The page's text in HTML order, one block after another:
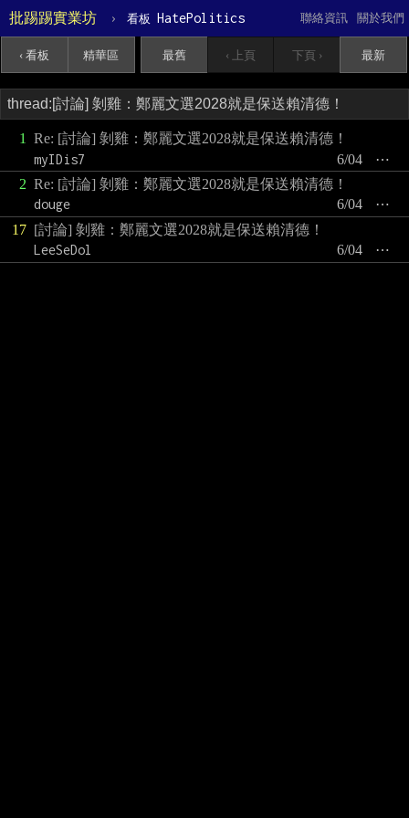
批踢踢實業坊 › 看板 HatePolitics 關於我們
聯絡資訊
‹ 看板 精華區 最舊 ‹ 上頁 下頁 › 最新
1
Re: [討論] 剝雞：鄭麗文選2028就是保送賴清德！
myIDis7
⋯
6/04
2 Re: [討論] 剝雞：鄭麗文選2028就是保送賴清德！
douge
⋯
6/04
17 [討論] 剝雞：鄭麗文選2028就是保送賴清德！
LeeSeDol
⋯
6/04